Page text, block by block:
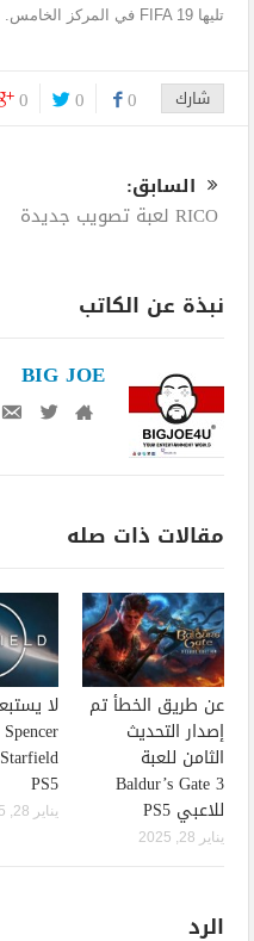
تليها FIFA 19 في المركز الخامس.
شارك 0
0
0
السابق:
RICO لعبة تصويب جديدة
نبذة عن الكاتب
BIG JOE
مقالات ذات صله
عن طريق الخطأ تم
إصدار التحديث
الثامن للعبة
Baldur’s Gate 3
للاعبي PS5
يناير 28, 2025
PS5
يناير 28, 2025
الرد